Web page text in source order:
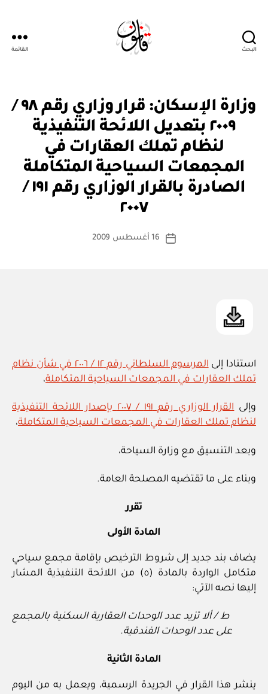
البحث القائمة
التصنيفاتق
ر
وزارة الإسكان: قرار وزاري رقم ٩٨ /
٢٠٠٩ بتعديل اللائحة التنفيذية
لنظام تملك العقارات في
المجمعات السياحية المتكاملة
الصادرة بالقرار الوزاري رقم ١٩١ /
٢٠٠٧
كاتب
بو
ة
تاريخ
16 أغسطس 2009
استنادا إلى
المرسوم السلطاني رقم ١٢ / ٢٠٠٦ في شأن نظام
تملك العقارات في المجمعات السياحية المتكاملة،
وإلى
القرار الوزاري رقم ١٩١ / ٢٠٠٧‏ بإصدار اللائحة ‎التنفيذية
لنظام تملك العقارات في المجمعات السياحية المتكاملة،
وبعد التنسيق مع وزارة السياحة،
وبناء على ما تقتضيه المصلحة العامة.
تقرر
المادة الأولى
يضاف بند جديد إلى شروط الترخيص بإقامة مجمع سياحي
متكامل الواردة بالمادة (٥) من اللائحة التنفيذية المشار
إليها نصه الآتي:
ط / ألا تزيد عدد الوحدات العقارية السكنية بالمجمع
على عدد الوحدات الفندقية.
المادة الثانية
ينشر هذا القرار في الجريدة الرسمية، ويعمل به من اليوم